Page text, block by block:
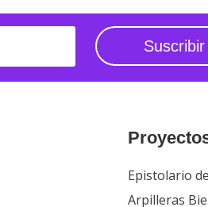
Suscribir
Epistolario